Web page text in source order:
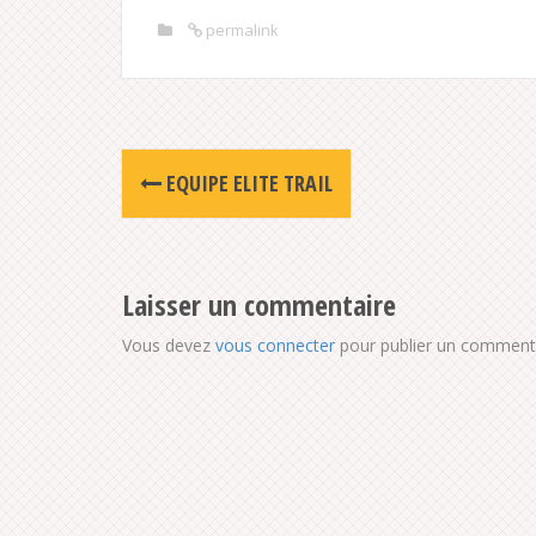
permalink
Post
navigation
EQUIPE ELITE TRAIL
Laisser un commentaire
Vous devez vous connecter pour publier un